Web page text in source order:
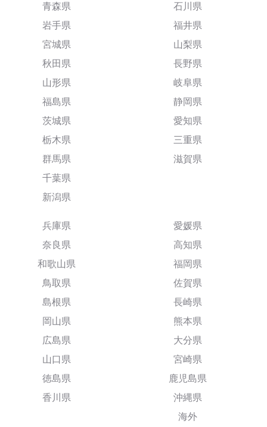
青森県
岩手県
宮城県
秋田県
山形県
福島県
茨城県
栃木県
群馬県
千葉県
新潟県
石川県
福井県
山梨県
長野県
岐阜県
静岡県
愛知県
三重県
滋賀県
兵庫県
奈良県
和歌山県
鳥取県
島根県
岡山県
広島県
山口県
徳島県
香川県
愛媛県
高知県
福岡県
佐賀県
長崎県
熊本県
大分県
宮崎県
鹿児島県
沖縄県
海外